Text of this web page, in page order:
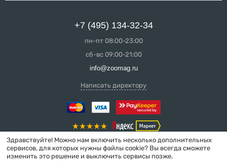
+7 (495) 134-32-34
пн-пт 08:00-23:00
сб-вс 09:00-21:00
info@zoomag.ru
Написать директору
Здравствуйте! Можно нам включить несколько дополнительных
сервисов, для которых нужны файлы cookie? Вы всегда сможете
изменить это решение и выключить сервисы позже.